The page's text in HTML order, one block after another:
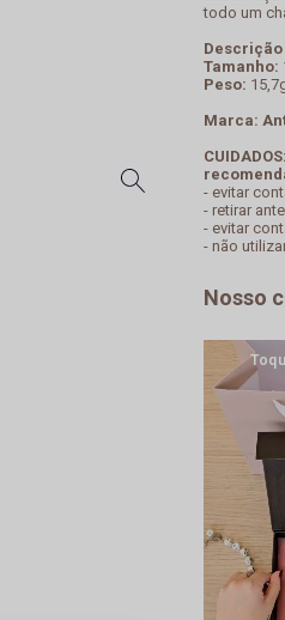
todo um
Tamanho:
Peso:
Marca:
- evitar
- retirar
- evitar
- não
Nosso